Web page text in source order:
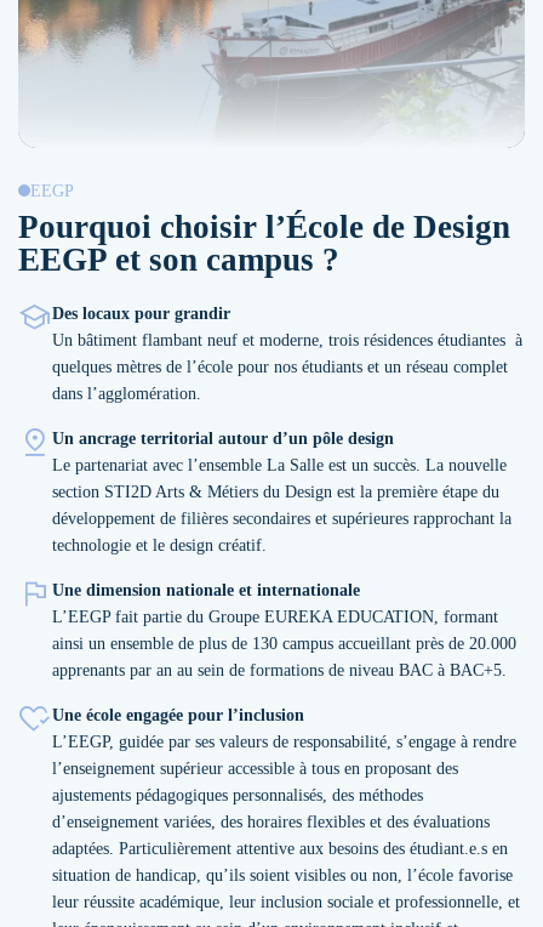
EEGP
Pourquoi choisir l’École de Design
EEGP et son campus ?
Des locaux pour grandir
Un bâtiment flambant neuf et moderne, trois résidences étudiantes à
quelques mètres de l’école pour nos étudiants et un réseau complet
dans l’agglomération.
Un ancrage territorial autour d’un pôle design
Le partenariat avec l’ensemble La Salle est un succès. La nouvelle
section STI2D Arts & Métiers du Design est la première étape du
développement de filières secondaires et supérieures rapprochant la
technologie et le design créatif.
Une dimension nationale et internationale
L’EEGP fait partie du Groupe EUREKA EDUCATION, formant
ainsi un ensemble de plus de 130 campus accueillant près de 20.000
apprenants par an au sein de formations de niveau BAC à BAC+5.
Une école engagée pour l’inclusion
L’EEGP, guidée par ses valeurs de responsabilité, s’engage à rendre
l’enseignement supérieur accessible à tous en proposant des
ajustements pédagogiques personnalisés, des méthodes
d’enseignement variées, des horaires flexibles et des évaluations
adaptées. Particulièrement attentive aux besoins des étudiant.e.s en
situation de handicap, qu’ils soient visibles ou non, l’école favorise
leur réussite académique, leur inclusion sociale et professionnelle, et